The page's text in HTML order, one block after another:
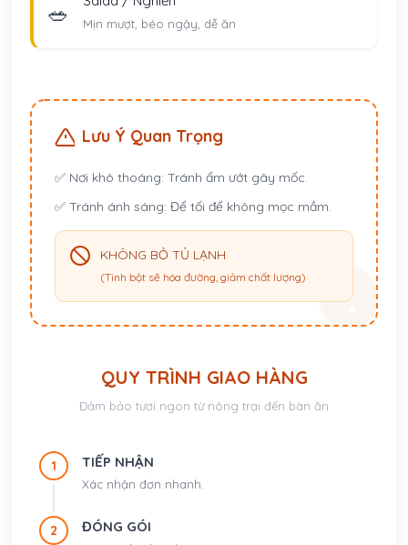
🥗 Mịn mượt, béo ngậy, dễ ăn
Lưu Ý Quan Trọng
✅ Nơi khô thoáng: Tránh ẩm ướt gây mốc.
✅ Tránh ánh sáng: Để tối để không mọc mầm.
KHÔNG BỎ TỦ LẠNH
(Tinh bột sẽ hóa đường, giảm chất lượng)
QUY TRÌNH GIAO HÀNG
Đảm bảo tươi ngon từ nông trại đến bàn ăn
1 TIẾP NHẬN
Xác nhận đơn nhanh.
2 ĐÓNG GÓI